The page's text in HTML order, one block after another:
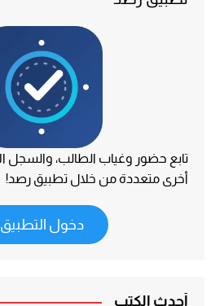
تابع حضور وغياب الطالب، والسجل
أخرى متعددة من خلال تطبيق رصد!
دخول التطبيق
أحدث الكتب